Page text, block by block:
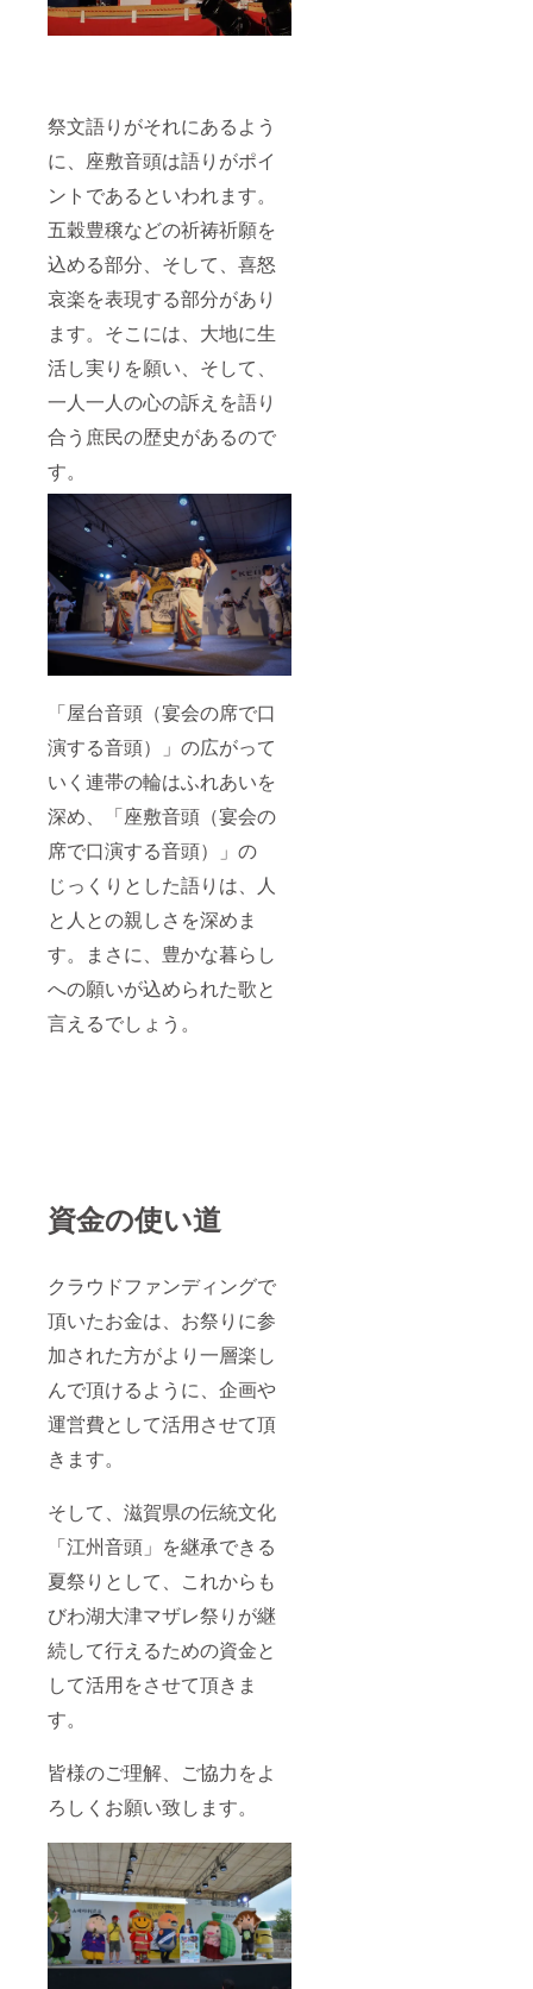
祭文語りがそれにあるよう
に、座敷音頭は語りがポイ
ントであるといわれます。
五穀豊穣などの祈祷祈願を
込める部分、そして、喜怒
哀楽を表現する部分があり
ます。そこには、大地に生
活し実りを願い、そして、
一人一人の心の訴えを語り
合う庶民の歴史があるので
す。
「屋台音頭（宴会の席で口
演する音頭）」の広がって
いく連帯の輪はふれあいを
深め、「座敷音頭（宴会の
席で口演する音頭）」の
じっくりとした語りは、人
と人との親しさを深めま
す。まさに、豊かな暮らし
への願いが込められた歌と
言えるでしょう。
資金の使い道
クラウドファンディングで
頂いたお金は、お祭りに参
加された方がより一層楽し
んで頂けるように、企画や
運営費として活用させて頂
きます。
そして、滋賀県の伝統文化
「江州音頭」を継承できる
夏祭りとして、これからも
びわ湖大津マザレ祭りが継
続して行えるための資金と
して活用をさせて頂きま
す。
皆様のご理解、ご協力をよ
ろしくお願い致します。